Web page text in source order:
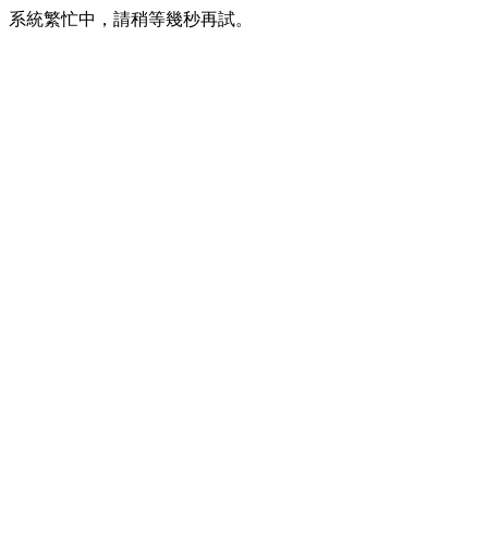
系統繁忙中，請稍等幾秒再試。